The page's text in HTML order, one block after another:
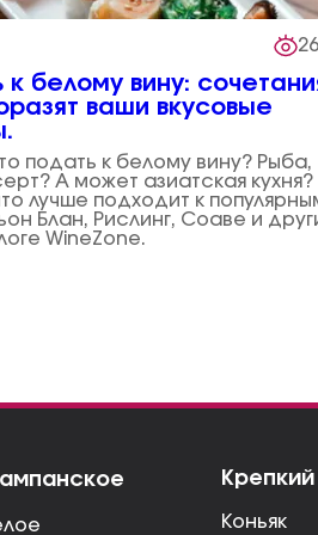
к белому вину:
ваши вкусовые
подать к белому вину? Рыба,
А может азиатская кухня?
лучше подходит к
Блан, Рислинг, Соаве и
WineZone.
Крепкий
Коньяк